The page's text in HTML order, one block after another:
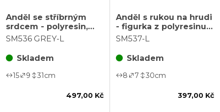
Anděl se stříbrným
srdcem - polyresin,
vel. L, barva světle
SM536 GREY-L
Skladem
15 9 31cm
497,00 Kč
Anděl s rukou na hrudi
- figurka z polyresinu,
vel. L, krémový
SM537-L
Skladem
8 7 30cm
397,00 Kč